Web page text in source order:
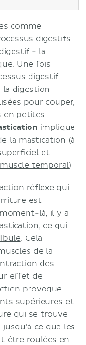
comme
digestifs
- la
Une fois
digestif
la digestion
pour couper,
en petites
implique
la mastication (à
et
muscle temporal).
réflexe qui
est
là, il y a
ce qui
. Cela
de la
des
effet de
provoque
supérieures et
qui se trouve
ce que les
être roulées en